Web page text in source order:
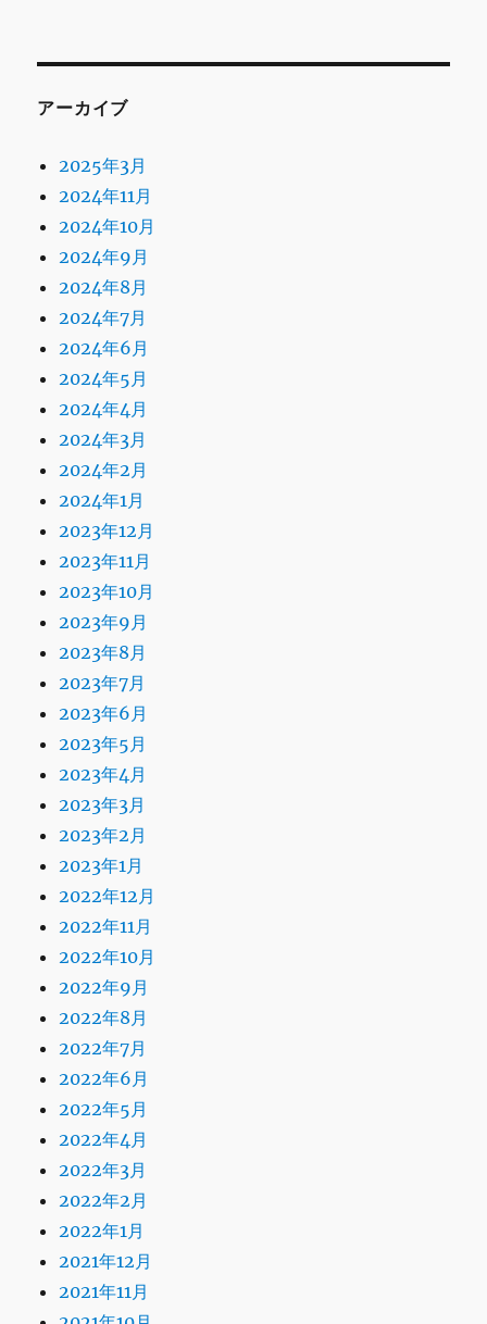
アーカイブ
2025年3月
2024年11月
2024年10月
2024年9月
2024年8月
2024年7月
2024年6月
2024年5月
2024年4月
2024年3月
2024年2月
2024年1月
2023年12月
2023年11月
2023年10月
2023年9月
2023年8月
2023年7月
2023年6月
2023年5月
2023年4月
2023年3月
2023年2月
2023年1月
2022年12月
2022年11月
2022年10月
2022年9月
2022年8月
2022年7月
2022年6月
2022年5月
2022年4月
2022年3月
2022年2月
2022年1月
2021年12月
2021年11月